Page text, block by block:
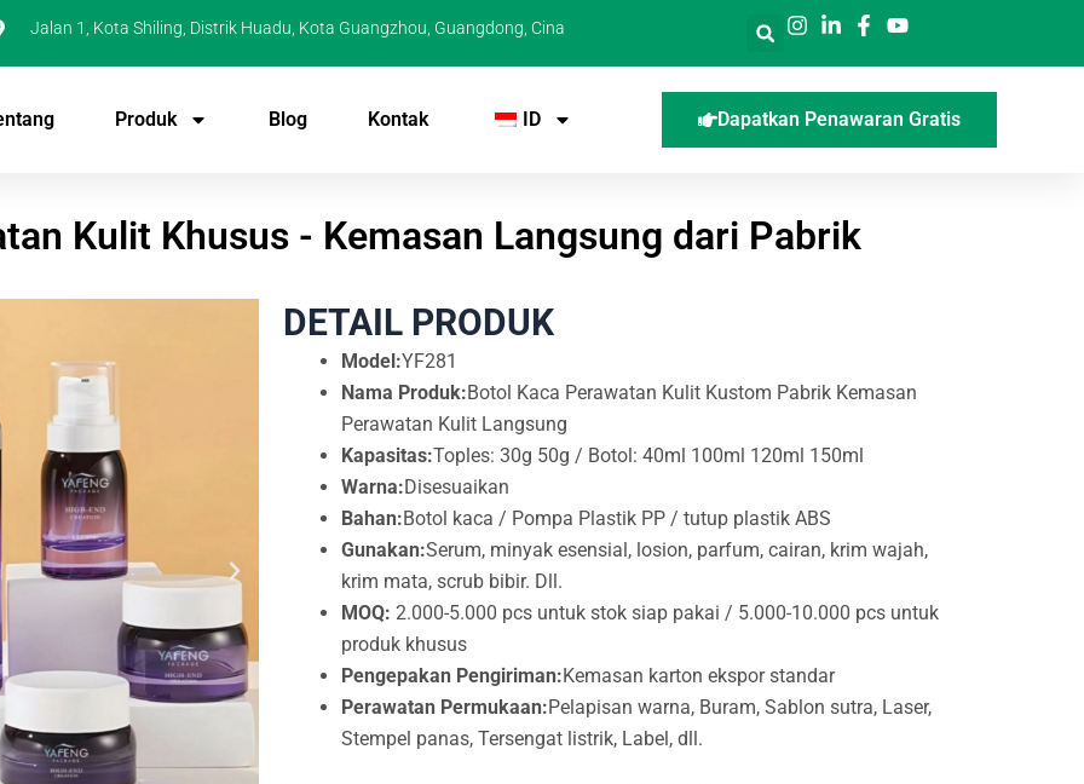
Jalan 1, Kota Shiling, Distrik Huadu, Kota Guangzhou, Guangdong, Cina
Produk Blog Kontak ID Dapatkan Penawaran Gratis
Kulit Khusus - Kemasan Langsung dari Pabrik
DETAIL PRODUK
Model:YF281
Nama Produk:Botol Kaca Perawatan Kulit Kustom Pabrik Kemasan
Perawatan Kulit Langsung
Kapasitas:Toples: 30g 50g / Botol: 40ml 100ml 120ml 150ml
Warna:Disesuaikan
Bahan:Botol kaca / Pompa Plastik PP / tutup plastik ABS
Gunakan:Serum, minyak esensial, losion, parfum, cairan, krim wajah,
krim mata, scrub bibir. Dll.
MOQ: 2.000-5.000 pcs untuk stok siap pakai / 5.000-10.000 pcs untuk
produk khusus
Pengepakan Pengiriman:Kemasan karton ekspor standar
Perawatan Permukaan:Pelapisan warna, Buram, Sablon sutra, Laser,
Stempel panas, Tersengat listrik, Label, dll.